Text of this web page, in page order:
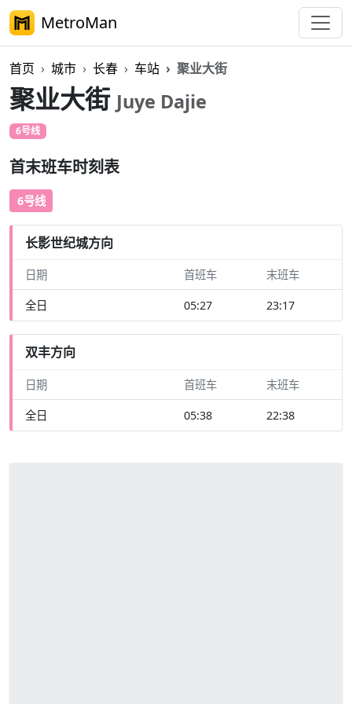
MetroMan
首页 城市 长春 车站 聚业大街
聚业大街 Juye Dajie
6号线
首末班车时刻表
6号线
长影世纪城方向
日期 首班车 末班车
全日 05:27 23:17
双丰方向
日期 首班车 末班车
全日 05:38 22:38